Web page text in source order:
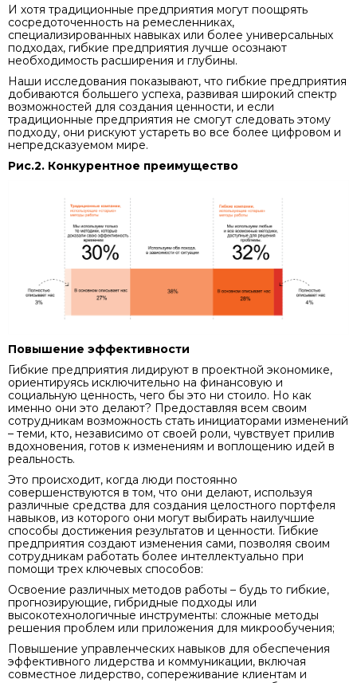
И хотя традиционные предприятия могут поощрять
сосредоточенность на ремесленниках,
специализированных навыках или более универсальных
подходах, гибкие предприятия лучше осознают
необходимость расширения и глубины.
Наши исследования показывают, что гибкие предприятия
добиваются большего успеха, развивая широкий спектр
возможностей для создания ценности, и если
традиционные предприятия не смогут следовать этому
подходу, они рискуют устареть во все более цифровом и
непредсказуемом мире.
Рис.2. Конкурентное преимущество
Повышение эффективности
Гибкие предприятия лидируют в проектной экономике,
ориентируясь исключительно на финансовую и
социальную ценность, чего бы это ни стоило. Но как
именно они это делают? Предоставляя всем своим
сотрудникам возможность стать инициаторами изменений
– теми, кто, независимо от своей роли, чувствует прилив
вдохновения, готов к изменениям и воплощению идей в
реальность.
Это происходит, когда люди постоянно
совершенствуются в том, что они делают, используя
различные средства для создания целостного портфеля
навыков, из которого они могут выбирать наилучшие
способы достижения результатов и ценности. Гибкие
предприятия создают изменения сами, позволяя своим
сотрудникам работать более интеллектуально при
помощи трех ключевых способов:
Освоение различных методов работы – будь то гибкие,
прогнозирующие, гибридные подходы или
высокотехнологичные инструменты: сложные методы
решения проблем или приложения для микрообучения;
Повышение управленческих навыков для обеспечения
эффективного лидерства и коммуникации, включая
совместное лидерство, сопереживание клиентам и